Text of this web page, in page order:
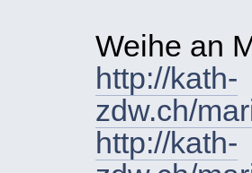
Weihe an
http://kath-
zdw.ch/
http://kath-